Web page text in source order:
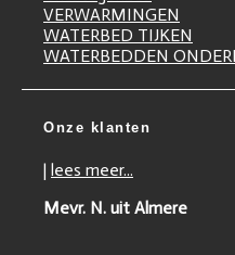
VERWARMINGEN
WATERBED TIJKEN
WATERBEDDEN
Onze klanten
| lees meer...
Mevr. N. uit Almere